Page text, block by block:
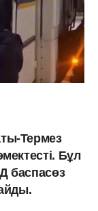
Термез
Бұл
баспасөз